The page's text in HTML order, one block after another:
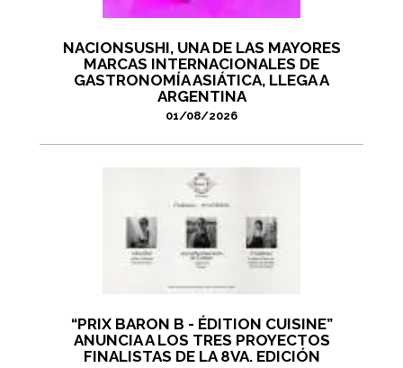
NACIONSUSHI, UNA DE LAS MAYORES
MARCAS INTERNACIONALES DE
GASTRONOMÍA ASIÁTICA, LLEGA A
ARGENTINA
01/08/2026
“PRIX BARON B - ÉDITION CUISINE”
ANUNCIA A LOS TRES PROYECTOS
FINALISTAS DE LA 8VA. EDICIÓN